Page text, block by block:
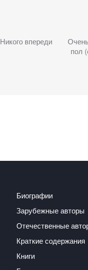
Никого впереди
пол
Биографии
Зарубежные авторы
Отечественные
Краткие содержания
Книги